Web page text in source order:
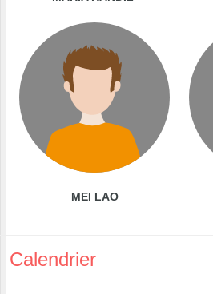
MEI LAO
Calendrier